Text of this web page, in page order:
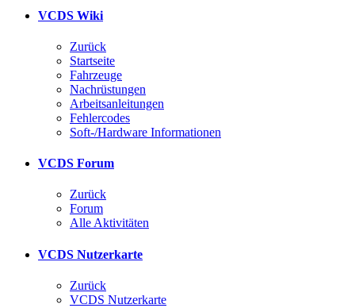
VCDS Wiki
Zurück
Startseite
Fahrzeuge
Nachrüstungen
Arbeitsanleitungen
Fehlercodes
Soft-/Hardware Informationen
VCDS Forum
Zurück
Forum
Alle Aktivitäten
VCDS Nutzerkarte
Zurück
VCDS Nutzerkarte